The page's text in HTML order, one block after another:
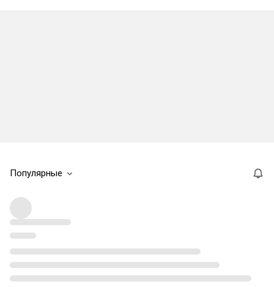
Популярные